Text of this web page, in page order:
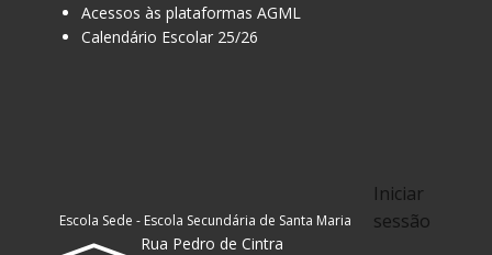
Acessos às plataformas AGML
Calendário Escolar 25/26
Iniciar
sessão
Escola Sede - Escola Secundária de Santa Maria
Rua Pedro de Cintra